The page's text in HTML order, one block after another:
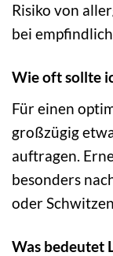
Risiko von
bei
Wie oft sollte
Für einen
großzügig
auftragen.
besonders
oder
Was bedeutet